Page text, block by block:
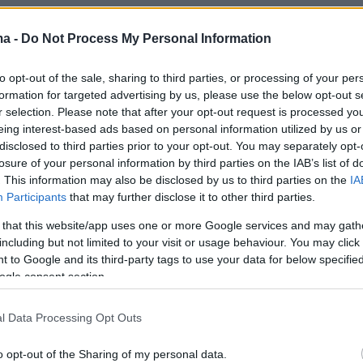
- Do Not Process My Personal Information
opt-out of the sale, sharing to third parties, or processing of your
for targeted advertising by us, please use the below opt-out
selection. Please note that after your opt-out request is processed
interest-based ads based on personal information utilized by us
to third parties prior to your opt-out. You may separately
of your personal information by third parties on the IAB’s list of
This information may also be disclosed by us to third parties on the
Participants that may further disclose it to other third parties.
that this website/app uses one or more Google services and may
but not limited to your visit or usage behaviour. You may
to Google and its third-party tags to use your data for below
consent section.
Data Processing Opt Outs
opt-out of the Sharing of my personal data.
τον σεισμό των 4,8 ρίχτερ. Έκτοτε
μετασεισμική ακολουθία με σεισμό
διαφορετική θα πρέπει να περιμένουμε
στον κύριο σεισμό. Επίσης τα
δραστηριότητας βρίσκονται σε μια περιοχή,
γέννεσης ταιριάχουν σε ρήγματα που
Τώρα αν υπάρχουν και άλλα ρήγματα
ότι πρέπει να ακολουθούμε δυσμενή
κοιτάμε τα δεδομένα γιατί στη
μας οδηγούν», επισήμανε στο
ο αναπληρωτής διευθυντής του
Ινστιτούτου σεισμολόγοςΒασίλης